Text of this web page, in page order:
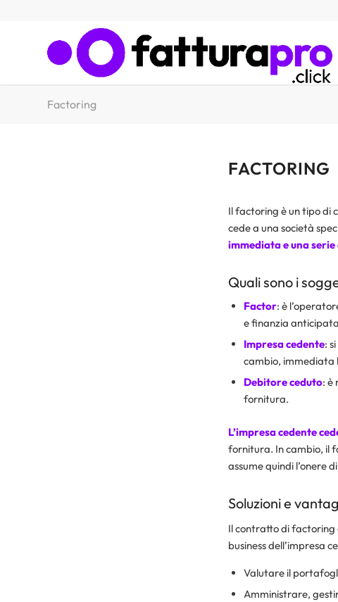
Factoring
FACTORING
Il factoring è un tipo di
cede a una società
immediata e una
Quali sono i
Factor: è
e finanzia
Impresa cedente:
cambio, immediata
Debitore ceduto: è
fornitura.
L’impresa cedente
fornitura. In cambio, il
assume quindi l’onere
Soluzioni e
Il contratto di factoring
business dell’impresa
Valutare il
Amministrare,